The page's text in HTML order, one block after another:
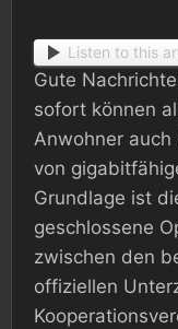
Listen to this
Gute
sofort können
Anwohner
von
Grundlage ist
geschlossene
zwischen den
offiziellen